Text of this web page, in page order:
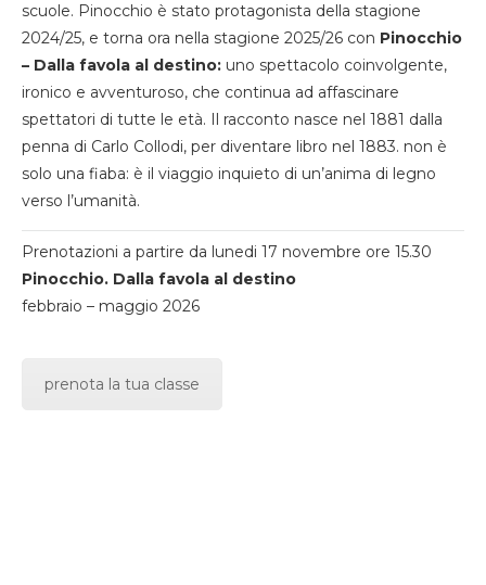
scuole. Pinocchio è stato protagonista della stagione
2024/25, e torna ora nella stagione 2025/26 con Pinocchio
– Dalla favola al destino: uno spettacolo coinvolgente,
ironico e avventuroso, che continua ad affascinare
spettatori di tutte le età. Il racconto nasce nel 1881 dalla
penna di Carlo Collodi, per diventare libro nel 1883. non è
solo una fiaba: è il viaggio inquieto di un’anima di legno
verso l’umanità.
Prenotazioni a partire da lunedi 17 novembre ore 15.30
Pinocchio. Dalla favola al destino
febbraio – maggio 2026
prenota la tua classe